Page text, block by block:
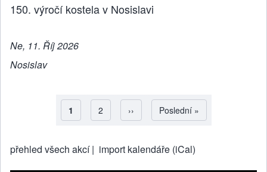
150. výročí kostela v Nosislavi
Ne, 11. Říj 2026
Nosislav
Pagination
Aktuální stránka
1 Strana
2 Následující stránka
›› Poslední stránka
Poslední »
přehled všech akcí | import kalendáře (iCal)